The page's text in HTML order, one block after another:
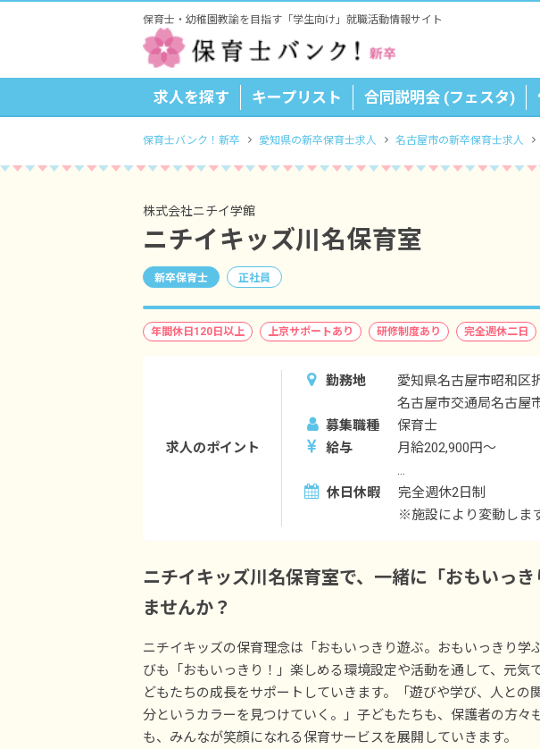
保育士・幼稚園教諭を目指す「学生向け」就職活動情報サイト
求人を探す キープリスト 合同説明会 (フェスタ)
保育士バンク！新卒 愛知県の新卒保育士求人 名古屋市の新卒保育士求人
株式会社ニチイ学館
ニチイキッズ川名保育室
新卒保育士 正社員
年間休日120日以上 上京サポートあり 研修制度あり 完全週休二日
求人のポイント
勤務地
愛知県名古屋市昭和区
名古屋市交通局名古屋
募集職種
保育士
給与
月給202,900円～
＜別途支給手当＞
■交通費支給 月上限
■時間外手当
■賞与年3回（6月／12
※3月分は、処遇改善加
※経験・能力・会社業
※評価期間中に基準に
休日休暇
完全週休2日制
※施設により変動しま
■結婚休暇
■産前産後休暇
■育児休暇
■入社時特別休暇（3日
■サポート休暇（条件
■子の看護休暇
ニチイキッズ川名保育室で、一緒に「おもいっき
ませんか？
ニチイキッズの保育理念は「おもいっきり遊ぶ。おもいっきり学
びも「おもいっきり！」楽しめる環境設定や活動を通して、元気
どもたちの成長をサポートしていきます。「遊びや学び、人との
分というカラーを見つけていく。」子どもたちも、保護者の方々
も、みんなが笑顔になれる保育サービスを展開していきます。